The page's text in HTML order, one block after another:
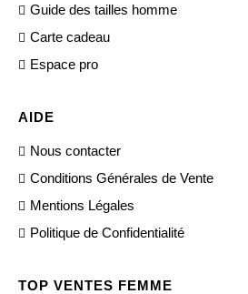
Guide des tailles homme
Carte cadeau
Espace pro
AIDE
Nous contacter
Conditions Générales de Vente
Mentions Légales
Politique de Confidentialité
TOP VENTES FEMME